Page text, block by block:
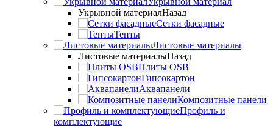
Укрывной материалНазад
Сетки фасадные
Тенты
Листовые материалы
Листовые материалыНазад
Плиты OSB
Гипсокартон
Аквапанели
Композитные панели
Профиль и
комплектующие